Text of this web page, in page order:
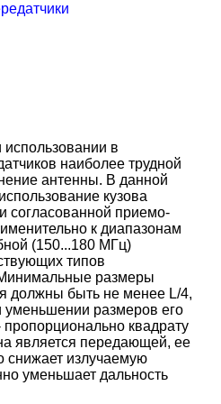
использовании в
наиболее трудной
антенны. В данной
кузова
согласованной приемо-
к диапазонам
(150...180 МГц)
типов
размеры
должны быть не менее L/4,
размеров его
квадрату
является передающей, ее
снижает излучаемую
уменьшает дальность